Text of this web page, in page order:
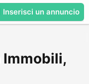
Inserisci un annuncio